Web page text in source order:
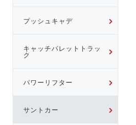
プッシュキャデ
キャッチパレットトラッ
ク
パワーリフター
サントカー